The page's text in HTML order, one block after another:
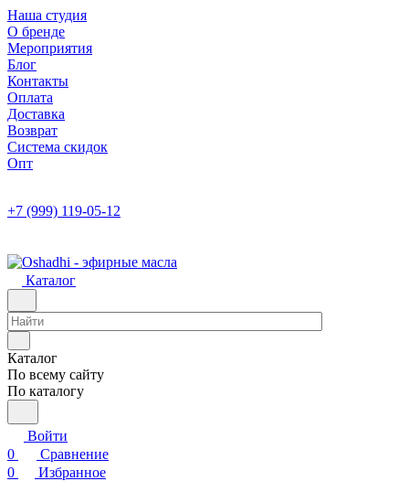
Наша студия
О бренде
Мероприятия
Блог
Контакты
Оплата
Доставка
Возврат
Система скидок
Опт
+7 (999) 119-05-12
Каталог
Каталог
По всему сайту
По каталогу
Войти
0
Сравнение
0
Избранное